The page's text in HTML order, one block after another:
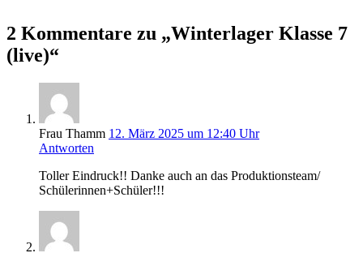
2 Kommentare zu „Winterlager Klasse 7
(live)“
Frau Thamm 12. März 2025 um 12:40 Uhr
Antworten
Tol­ler Ein­druck!! Dan­ke auch an das Produktionsteam/
Schülerinnen+Schüler!!!